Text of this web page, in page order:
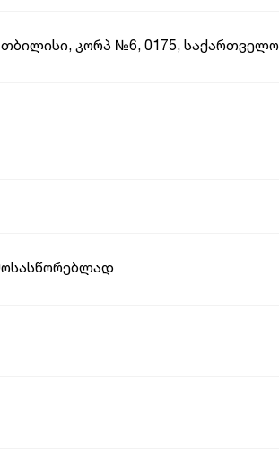
თბილისი, კორპ №6, 0175, საქართველო